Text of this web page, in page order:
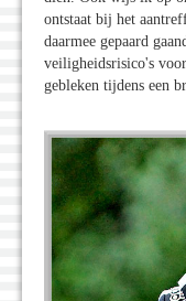
ontstaat bij het
daarmee gepaard
veiligheidsrisico's
gebleken tijdens een